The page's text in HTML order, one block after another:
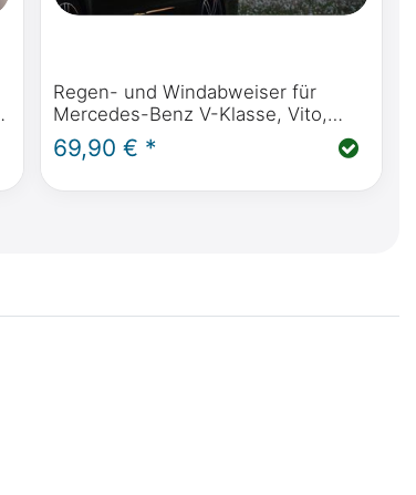
Regen- und Windabweiser für
Mercedes-Benz V-Klasse, Vito,
Marco Polo, Horizon, Activity
(W447)
69,90 € *